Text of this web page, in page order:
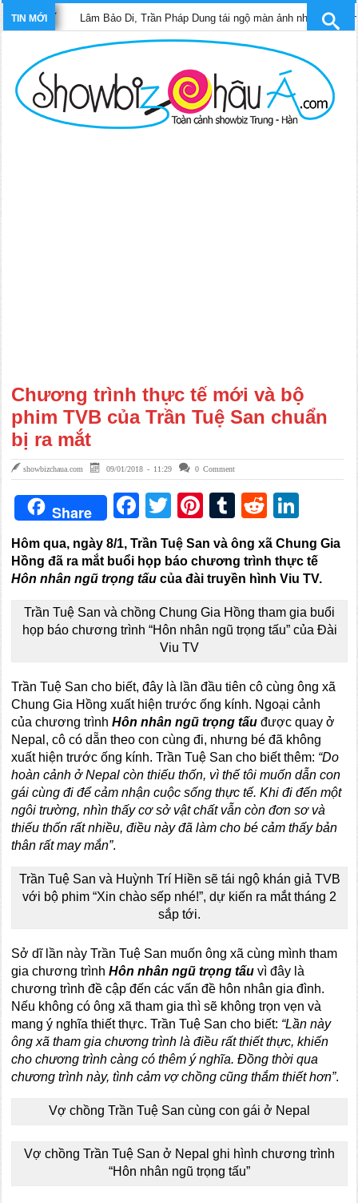
TIN MỚI Lâm Bảo Di, Trần Pháp Dung tái ngộ màn ảnh nhỏ TVB trong
Chương trình thực tế mới và bộ
phim TVB của Trần Tuệ San chuẩn
bị ra mắt
showbizchaua.com 09/01/2018 - 11:29 0 Comment
Share Facebook
TwitterPinterest
TumblrReddit
Hôm qua, ngày 8/1, Trần Tuệ San và ông xã Chung Gia
Hồng đã ra mắt buổi họp báo chương trình thực tế
Hôn nhân ngũ trọng tấu của đài truyền hình Viu TV.
Trần Tuệ San và chồng Chung Gia Hồng tham gia buổi
họp báo chương trình “Hôn nhân ngũ trọng tấu” của Đài
Viu TV
Trần Tuệ San cho biết, đây là lần đầu tiên cô cùng ông xã
Chung Gia Hồng xuất hiện trước ống kính. Ngoại cảnh
của chương trìnhHôn nhân ngũ trọng tấu được quay ở
Nepal, cô có dẵn theo con cùng đi, nhưng bé đã không
xuất hiện trước ống kính. Trần Tuệ San cho biết thêm: “Do
hoàn cảnh ở Nepal còn thiếu thốn, vì thế tôi muốn dẫn con
gái cùng đi để cảm nhận cuộc sống thực tế. Khi đi đến một
ngôi trường, nhìn thấy cơ sở vật chất vẫn còn đơn sơ và
thiếu thốn rất nhiều, điều này đã làm cho bé cảm thấy bản
thân rất may mắn”.
Trần Tuệ San và Huỳnh Trí Hiền sẽ tái ngộ khán giả TVB
với bộ phim “Xin chào sếp nhé!”, dự kiến ra mắt tháng 2
sắp tới.
Sở dĩ lần này Trần Tuệ San muốn ông xã cùng mình tham
gia chương trìnhHôn nhân ngũ trọng tấu vì đây là
chương trình đề cập đến các vấn đề hôn nhân gia đình.
Nếu không có ông xã tham gia thì sẽ không trọn vẹn và
mang ý nghĩa thiết thực. Trần Tuệ San cho biết: “Lần này
ông xã tham gia chương trình là điều rất thiết thực, khiến
cho chương trình càng có thêm ý nghĩa. Đồng thời qua
chương trình này, tình cảm vợ chồng cũng thắm thiết hơn”.
Vợ chồng Trần Tuệ San cùng con gái ở Nepal
Vợ chồng Trần Tuệ San ở Nepal ghi hình chương trình
“Hôn nhân ngũ trọng tấu”